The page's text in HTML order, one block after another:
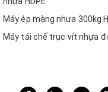
Máy ép màng nhựa 300kg
Máy tái chế trục vít nhựa